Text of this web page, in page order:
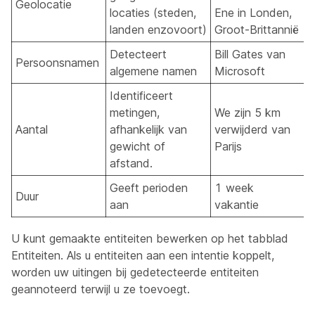
Geolocatie
locaties (steden,
landen enzovoort)
Ene in Londen,
Groot-Brittannië
Persoonsnamen
Detecteert
algemene namen
Bill Gates van
Microsoft
Aantal
Identificeert
metingen,
afhankelijk van
gewicht of
afstand.
We zijn 5 km
verwijderd van
Parijs
Duur
Geeft perioden
aan
1 week
vakantie
U kunt gemaakte entiteiten bewerken op het tabblad
Entiteiten. Als u entiteiten aan een intentie koppelt,
worden uw uitingen bij gedetecteerde entiteiten
geannoteerd terwijl u ze toevoegt.